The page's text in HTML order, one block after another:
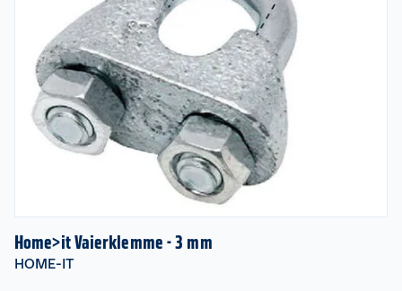
Home>it Vaierklemme - 3 mm
HOME-IT